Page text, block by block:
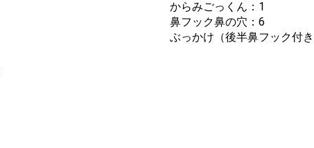
からみごっくん：1
鼻フック鼻の穴：6
ぶっかけ（後半鼻フック付